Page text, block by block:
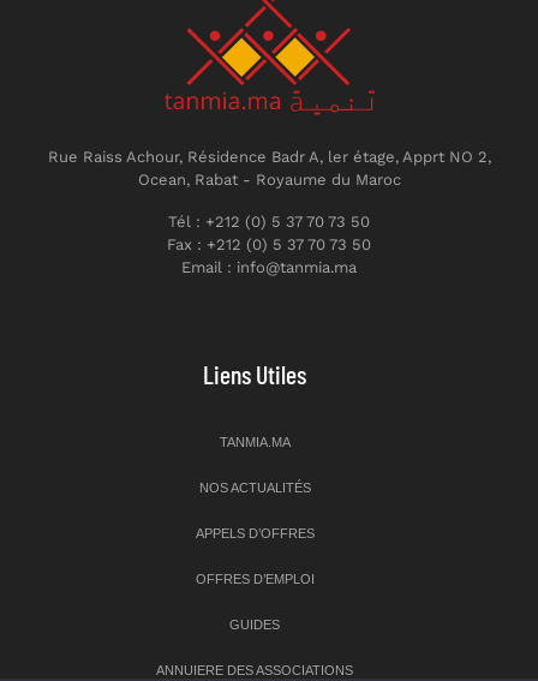
Rue Raiss Achour, Résidence Badr A, ler étage, Apprt NO 2,
Ocean, Rabat - Royaume du Maroc
Tél : +212 (0) 5 37 70 73 50
Fax : +212 (0) 5 37 70 73 50
Email : info@tanmia.ma
Liens Utiles
TANMIA.MA
NOS ACTUALITÉS
APPELS D’OFFRES
OFFRES D’EMPLOI
GUIDES
ANNUIERE DES ASSOCIATIONS